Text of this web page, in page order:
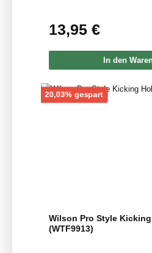
Regulärer Preis:
13,95 €
In den
20,03% gespart Rabatt
Wilson Pro Style
(WTF9913)